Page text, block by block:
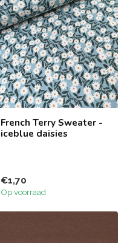
French Terry Sweater -
iceblue daisies
€1,70
Op voorraad